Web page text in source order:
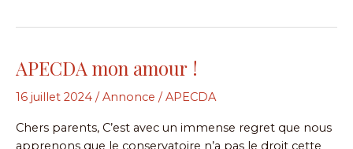
APECDA mon amour !
16 juillet 2024 /Annonce /APECDA
Chers parents, C’est avec un immense regret que nous
apprenons que le conservatoire n’a pas le droit cette
APECDA
amour